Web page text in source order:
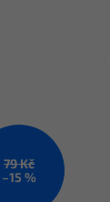
79 Kč
–15 %